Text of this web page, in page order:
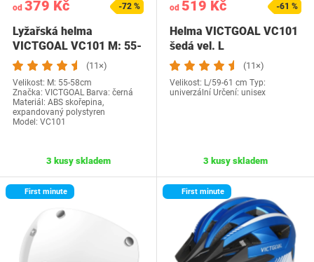
od 379 Kč -72 %
Lyžařská helma
VICTGOAL VC101 M: 55-
58cm
(11×)
Velikost: M: 55-58cm
Značka: VICTGOAL Barva: černá
Materiál: ‎ABS skořepina,
expandovaný polystyren
Model: VC101
3 kusy skladem
od 519 Kč -61 %
Helma VICTGOAL VC101
šedá vel. L
(11×)
Velikost: L/59-61 cm Typ:
univerzální Určení: unisex
3 kusy skladem
First minute First minute